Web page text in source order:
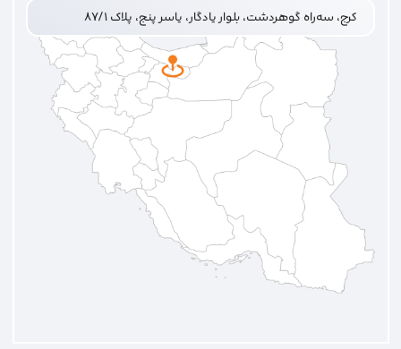
کرج، سه‌راه گوهردشت، بلوار یادگار، یاسر پنج، پلاک ۸۷/۱